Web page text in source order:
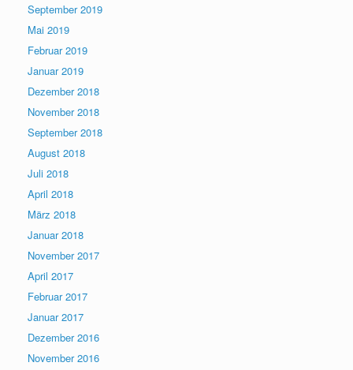
September 2019
Mai 2019
Februar 2019
Januar 2019
Dezember 2018
November 2018
September 2018
August 2018
Juli 2018
April 2018
März 2018
Januar 2018
November 2017
April 2017
Februar 2017
Januar 2017
Dezember 2016
November 2016